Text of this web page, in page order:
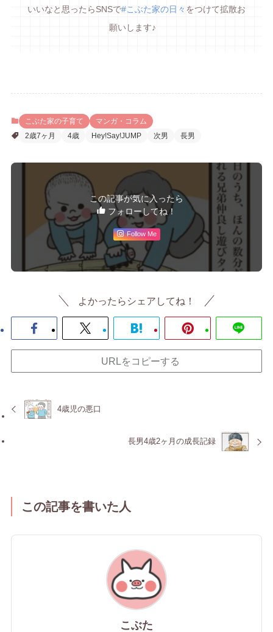
いいなと思ったらSNSで#こぶた家の日々 をつけて拡散お
願いします♪
こぶた家の子育て
マンガ・コラム
2歳7ヶ月
4歳 Hey!Say!JUMP 次男 長男
この記事が気に入ったら
フォローしてね！
Follow Me
よかったらシェアしてね！
URLをコピーする
4歳児の悪口
長男4歳2ヶ月の成長記録
この記事を書いた人
こぶた